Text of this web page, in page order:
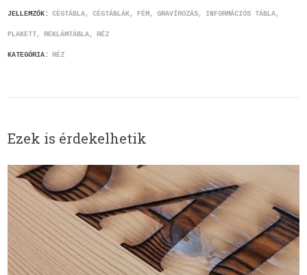
JELLEMZŐK: CÉGTÁBLA CÉGTÁBLÁK FÉM GRAVÍROZÁS INFORMÁCIÓS TÁBLA
PLAKETT REKLÁMTÁBLA RÉZ
KATEGÓRIA: RÉZ
Ezek is érdekelhetik